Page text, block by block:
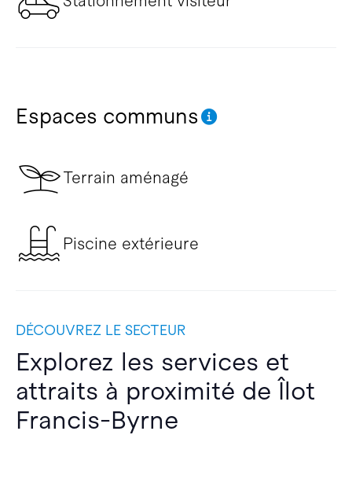
Espaces communs
Terrain aménagé
Piscine extérieure
DÉCOUVREZ LE SECTEUR
Explorez les services et
attraits à proximité de Îlot
Francis-Byrne